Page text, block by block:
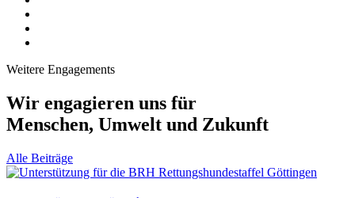
Weitere Engagements
Wir engagieren uns für
Menschen, Umwelt und Zukunft
Alle Beiträge